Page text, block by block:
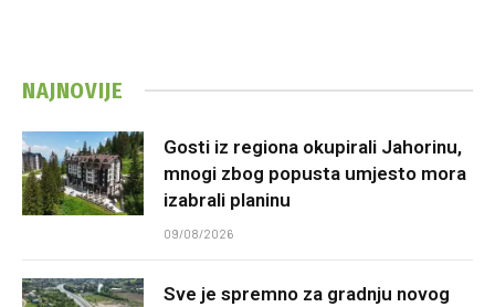
NAJNOVIJE
Gosti iz regiona okupirali Jahorinu,
mnogi zbog popusta umjesto mora
izabrali planinu
09/08/2026
Sve je spremno za gradnju novog